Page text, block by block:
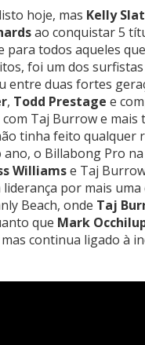
hoje, mas Kelly
ao conquistar 5
todos aqueles
foi um dos
entre duas fortes
, Todd Prestage e
Taj Burrow e mais
tinha feito qualquer
o Billabong Pro
Williamse Taj
por mais
Beach, onde Taj
que Mark
continua ligado à